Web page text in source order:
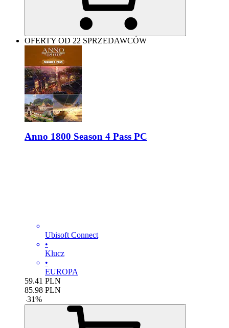
OFERTY OD 22 SPRZEDAWCÓW
Anno 1800 Season 4 Pass PC
Ubisoft Connect
•
Klucz
•
EUROPA
59.41 PLN
85.98 PLN
-31%